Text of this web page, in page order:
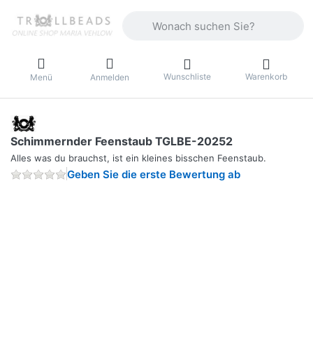
Menü Anmelden Wunschliste Warenkorb
Schimmernder Feenstaub TGLBE-20252
Alles was du brauchst, ist ein kleines bisschen Feenstaub.
Geben Sie die erste Bewertung ab